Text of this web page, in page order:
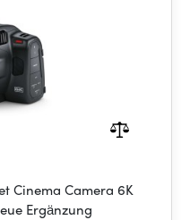
Cinema Camera 6K
Ergänzung